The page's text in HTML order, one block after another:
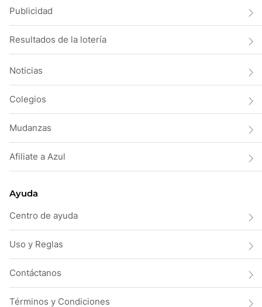
Publicidad
Resultados de la lotería
Noticias
Colegios
Mudanzas
Afiliate a Azul
Ayuda
Centro de ayuda
Uso y Reglas
Contáctanos
Términos y Condiciones